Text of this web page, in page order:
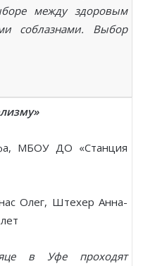
между здоровым
соблазнами. Выбор
МБОУ ДО «Станция
Олег, Штехер Анна-
в Уфе проходят